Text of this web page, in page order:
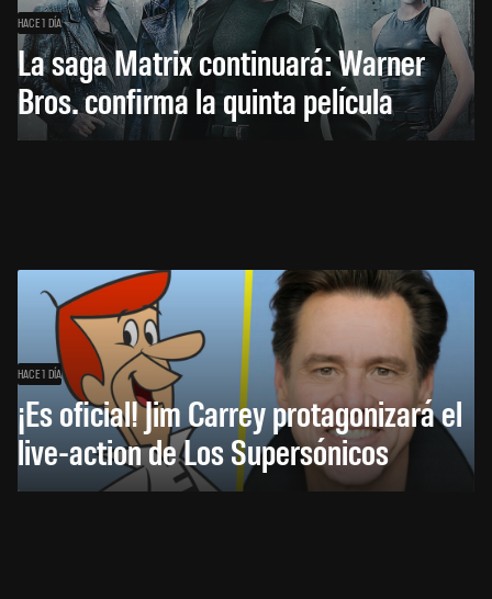
HACE 1 DÍA
La saga Matrix continuará: Warner
Bros. confirma la quinta película
HACE 1 DÍA
¡Es oficial! Jim Carrey protagonizará el
live-action de Los Supersónicos